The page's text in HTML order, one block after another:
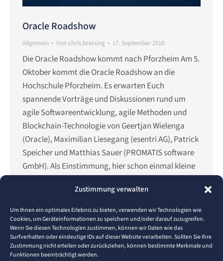
Zustimmung verwalten
Um Ihnen ein optimales Erlebnis zu bieten, verwenden wir Technologien wie
Cookies, um Geräteinformationen zu speichern und/oder darauf zuzugreifen.
Wenn Sie diesen Technologien zustimmen, können wir Daten wie das
Surfverhalten oder eindeutige IDs auf dieser Website verarbeiten. Sollten Sie Ihre
Zustimmung nicht erteilen oder zurückziehen, können bestimmte Merkmale und
Funktionen beeinträchtigt werden.
Oracle Roadshow
Allgemein Von chris.breining 17. September 2018
Die Oracle Roadshow kommt nach Pforzheim Am 5.
Oktober kommt die Oracle Roadshow an die
Hochschule Pforzheim. Es erwarten Euch
spannende Vorträge und Diskussionen rund um
agile Softwareentwicklung, agile Methoden und
Blockchain-Technologie von Geertjan Wielenga
(Oracle), Maximilian Liesegang (esentri AG), Patrick
Speicher und Matthias Sauer (PROMATIS software
GmbH). Als Einstimmung, hier schon einmal kleine
← 1 … 12 13 14 15 16 →